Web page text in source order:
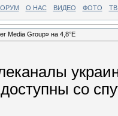
О НАС ВИДЕО ФОТО ТВ
Media Group» на 4,8°E
со